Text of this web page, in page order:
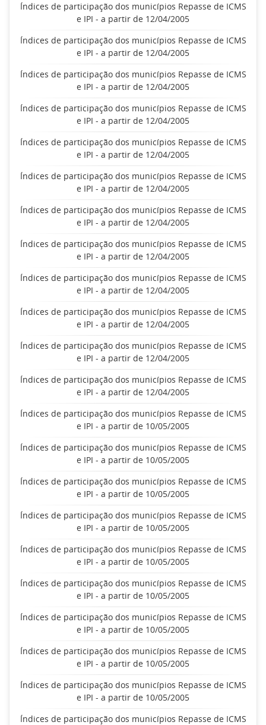
Índices de participação dos municípios Repasse de ICMS
e IPI - a partir de 12/04/2005
Índices de participação dos municípios Repasse de ICMS
e IPI - a partir de 12/04/2005
Índices de participação dos municípios Repasse de ICMS
e IPI - a partir de 12/04/2005
Índices de participação dos municípios Repasse de ICMS
e IPI - a partir de 12/04/2005
Índices de participação dos municípios Repasse de ICMS
e IPI - a partir de 12/04/2005
Índices de participação dos municípios Repasse de ICMS
e IPI - a partir de 12/04/2005
Índices de participação dos municípios Repasse de ICMS
e IPI - a partir de 12/04/2005
Índices de participação dos municípios Repasse de ICMS
e IPI - a partir de 12/04/2005
Índices de participação dos municípios Repasse de ICMS
e IPI - a partir de 12/04/2005
Índices de participação dos municípios Repasse de ICMS
e IPI - a partir de 12/04/2005
Índices de participação dos municípios Repasse de ICMS
e IPI - a partir de 12/04/2005
Índices de participação dos municípios Repasse de ICMS
e IPI - a partir de 12/04/2005
Índices de participação dos municípios Repasse de ICMS
e IPI - a partir de 10/05/2005
Índices de participação dos municípios Repasse de ICMS
e IPI - a partir de 10/05/2005
Índices de participação dos municípios Repasse de ICMS
e IPI - a partir de 10/05/2005
Índices de participação dos municípios Repasse de ICMS
e IPI - a partir de 10/05/2005
Índices de participação dos municípios Repasse de ICMS
e IPI - a partir de 10/05/2005
Índices de participação dos municípios Repasse de ICMS
e IPI - a partir de 10/05/2005
Índices de participação dos municípios Repasse de ICMS
e IPI - a partir de 10/05/2005
Índices de participação dos municípios Repasse de ICMS
e IPI - a partir de 10/05/2005
Índices de participação dos municípios Repasse de ICMS
e IPI - a partir de 10/05/2005
Índices de participação dos municípios Repasse de ICMS